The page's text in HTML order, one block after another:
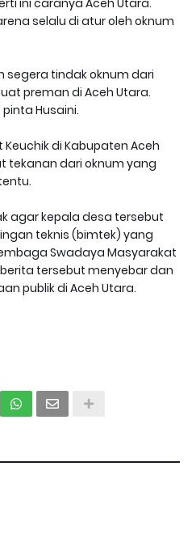
ini caranya Aceh Utara.
selalu di atur oleh oknum
segera tindak oknum dari
preman di Aceh Utara.
Husaini.
di Kabupaten Aceh
tekanan dari oknum yang
agar kepala desa tersebut
teknis (bimtek) yang
Swadaya Masyarakat
tersebut menyebar dan
publik di Aceh Utara.